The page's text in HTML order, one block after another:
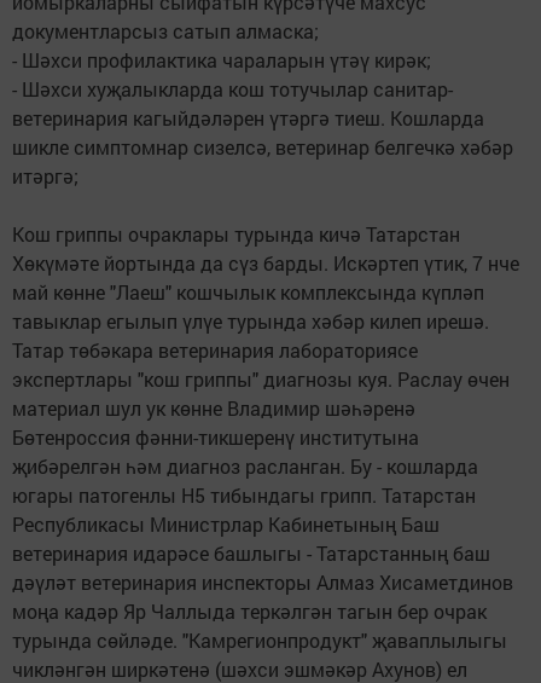
документларсыз сатып алмаска;
- Шәхси профилактика чараларын үтәү кирәк;
- Шәхси хуҗалыкларда кош тотучылар санитар-
ветеринария кагыйдәләрен үтәргә тиеш. Кошларда
шикле симптомнар сизелсә, ветеринар белгечкә хәбәр
итәргә;
Кош гриппы очраклары турында кичә Татарстан
Хөкүмәте йортында да сүз барды. Искәртеп үтик, 7 нче
май көнне "Лаеш" кошчылык комплексында күпләп
тавыклар егылып үлүе турында хәбәр килеп ирешә.
Татар төбәкара ветеринария лабораториясе
экспертлары "кош гриппы" диагнозы куя. Раслау өчен
материал шул ук көнне Владимир шәһәренә
Бөтенроссия фәнни-тикшеренү институтына
җибәрелгән һәм диагноз расланган. Бу - кошларда
югары патогенлы H5 тибындагы грипп. Татарстан
Республикасы Министрлар Кабинетының Баш
ветеринария идарәсе башлыгы - Татарстанның баш
дәүләт ветеринария инспекторы Алмаз Хисаметдинов
моңа кадәр Яр Чаллыда теркәлгән тагын бер очрак
турында сөйләде. "Камрегионпродукт" җаваплылыгы
чикләнгән ширкәтенә (шәхси эшмәкәр Ахунов) ел